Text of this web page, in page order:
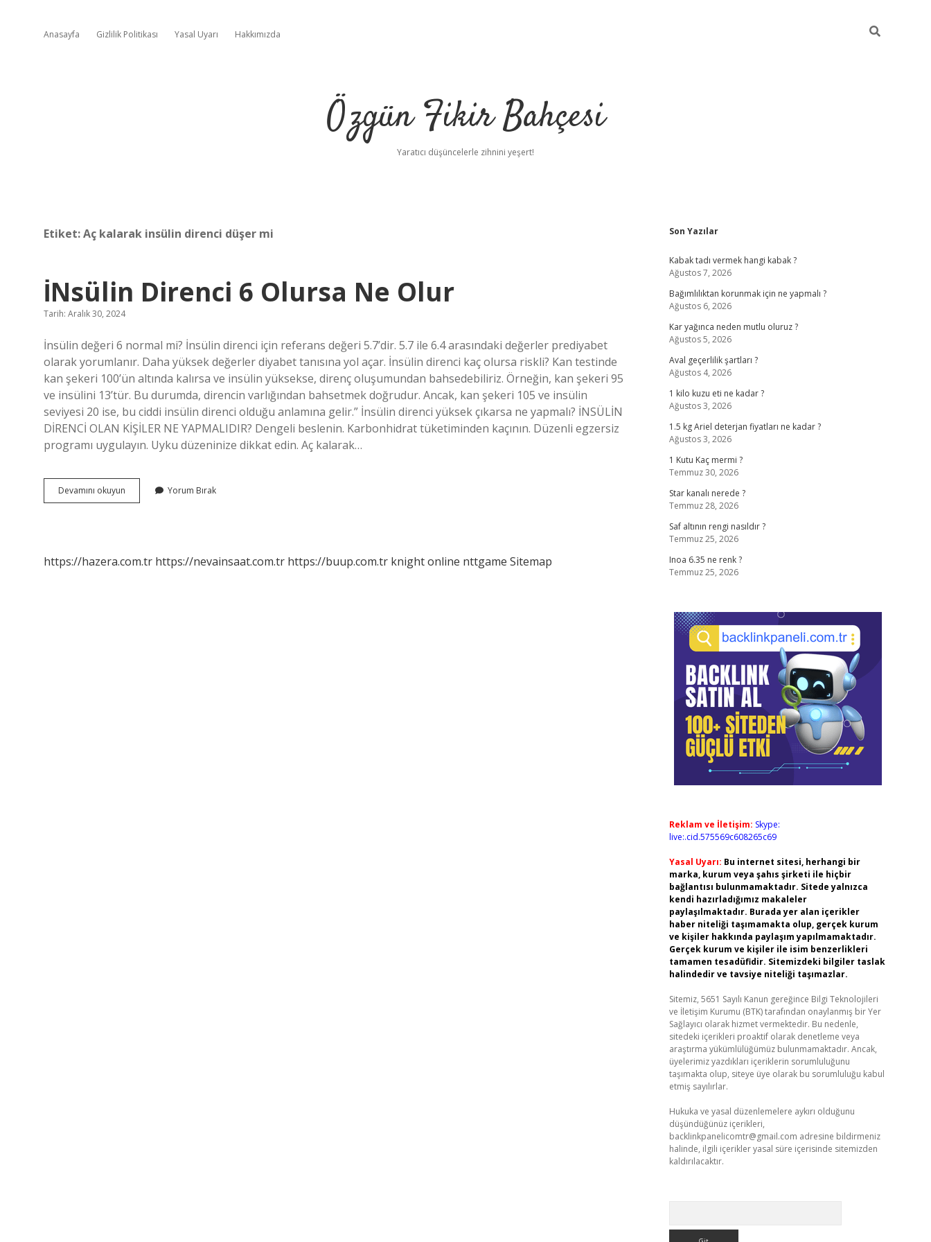
Anasayfa Gizlilik Politikası Yasal Uyarı Hakkımızda
Özgün Fikir Bahçesi
Yaratıcı düşüncelerle zihnini yeşert!
Etiket:Aç kalarak insülin direnci düşer mi
İNsülin Direnci 6 Olursa Ne Olur
Tarih: Aralık 30, 2024
İnsülin değeri 6 normal mi? İnsülin direnci için referans değeri 5.7’dir. 5.7 ile 6.4 arasındaki değerler prediyabet
olarak yorumlanır. Daha yüksek değerler diyabet tanısına yol açar. İnsülin direnci kaç olursa riskli? Kan testinde
kan şekeri 100’ün altında kalırsa ve insülin yüksekse, direnç oluşumundan bahsedebiliriz. Örneğin, kan şekeri 95
ve insülini 13’tür. Bu durumda, direncin varlığından bahsetmek doğrudur. Ancak, kan şekeri 105 ve insülin
seviyesi 20 ise, bu ciddi insülin direnci olduğu anlamına gelir.” İnsülin direnci yüksek çıkarsa ne yapmalı? İNSÜLİN
DİRENCİ OLAN KİŞİLER NE YAPMALIDIR? Dengeli beslenin. Karbonhidrat tüketiminden kaçının. Düzenli egzersiz
programı uygulayın. Uyku düzeninize dikkat edin. Aç kalarak…
Devamını okuyun
Direnci
Yorum Bırak
https://hazera.com.tr https://nevainsaat.com.tr https://buup.com.tr knight online nttgame Sitemap
Sidebar
Son Yazılar
Kabak tadı vermek hangi kabak ?
Ağustos 7, 2026
Bağımlılıktan korunmak için ne yapmalı ?
Ağustos 6, 2026
Kar yağınca neden mutlu oluruz ?
Ağustos 5, 2026
Aval geçerlilik şartları ?
Ağustos 4, 2026
1 kilo kuzu eti ne kadar ?
Ağustos 3, 2026
1.5 kg Ariel deterjan fiyatları ne kadar ?
Ağustos 3, 2026
1 Kutu Kaç mermi ?
Temmuz 30, 2026
Star kanalı nerede ?
Temmuz 28, 2026
Saf altının rengi nasıldır ?
Temmuz 25, 2026
Inoa 6.35 ne renk ?
Temmuz 25, 2026
Reklam ve İletişim: Skype:
live:.cid.575569c608265c69
Yasal Uyarı: Bu internet sitesi, herhangi bir
marka, kurum veya şahıs şirketi ile hiçbir
bağlantısı bulunmamaktadır. Sitede yalnızca
kendi hazırladığımız makaleler
paylaşılmaktadır. Burada yer alan içerikler
haber niteliği taşımamakta olup, gerçek kurum
ve kişiler hakkında paylaşım yapılmamaktadır.
Gerçek kurum ve kişiler ile isim benzerlikleri
tamamen tesadüfidir. Sitemizdeki bilgiler taslak
halindedir ve tavsiye niteliği taşımazlar.
Sitemiz, 5651 Sayılı Kanun gereğince Bilgi Teknolojileri
ve İletişim Kurumu (BTK) tarafından onaylanmış bir Yer
Sağlayıcı olarak hizmet vermektedir. Bu nedenle,
sitedeki içerikleri proaktif olarak denetleme veya
araştırma yükümlülüğümüz bulunmamaktadır. Ancak,
üyelerimiz yazdıkları içeriklerin sorumluluğunu
taşımakta olup, siteye üye olarak bu sorumluluğu kabul
etmiş sayılırlar.
Hukuka ve yasal düzenlemelere aykırı olduğunu
düşündüğünüz içerikleri,
backlinkpanelicomtr@gmail.com adresine bildirmeniz
halinde, ilgili içerikler yasal süre içerisinde sitemizden
kaldırılacaktır.